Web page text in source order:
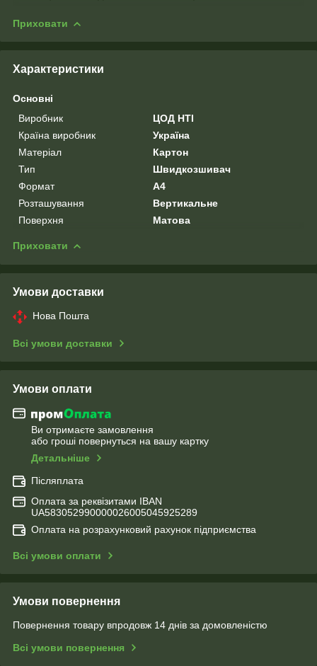
Приховати
Характеристики
Основні
Виробник
ЦОД НТІ
Країна виробник
Україна
Матеріал
Картон
Тип
Швидкозшивач
Формат
A4
Розташування
Вертикальне
Поверхня
Матова
Приховати
Умови доставки
Нова Пошта
Всі умови доставки
Умови оплати
Ви отримаєте замовлення
або гроші повернуться на вашу картку
Детальніше
Післяплата
Оплата за реквізитами IBAN
UA583052990000026005045925289
Оплата на розрахунковий рахунок підприємства
Всі умови оплати
Умови повернення
Повернення товару впродовж 14 днів за домовленістю
Всі умови повернення